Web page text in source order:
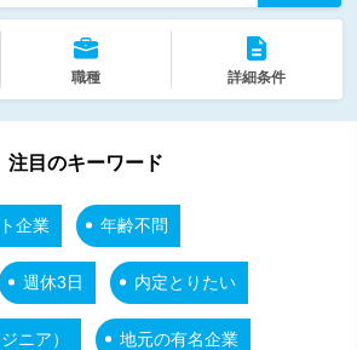
職種 詳細条件
注目のキーワード
企業 年齢不問
週休3日 内定とりたい
ニア） 地元の有名企業